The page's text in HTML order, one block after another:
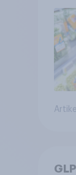
Artikel